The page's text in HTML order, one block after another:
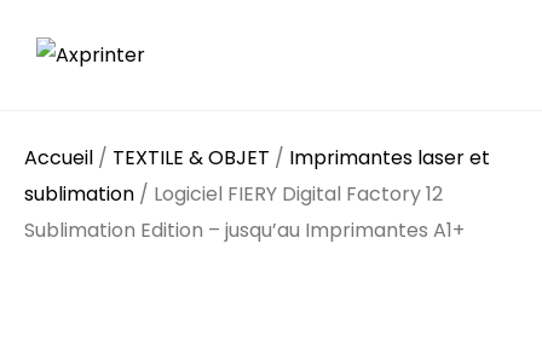
Accueil / TEXTILE & OBJET / Imprimantes laser et
sublimation / Logiciel FIERY Digital Factory 12
Sublimation Edition – jusqu’au Imprimantes A1+